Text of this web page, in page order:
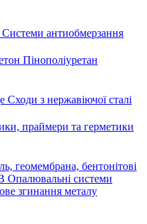
Системи антиобмерзання
Пінополіуретан
Сходи з нержавіючої сталі
праймери та герметики
геомембрана, бентонітові
Опалювальні системи
згинання металу